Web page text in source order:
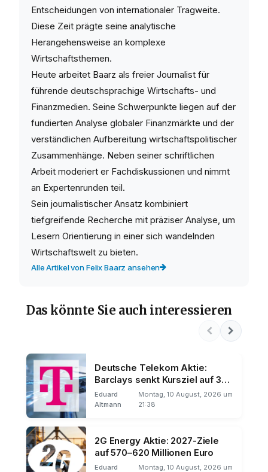
Entscheidungen von internationaler Tragweite.
Diese Zeit prägte seine analytische
Herangehensweise an komplexe
Wirtschaftsthemen.
Heute arbeitet Baarz als freier Journalist für
führende deutschsprachige Wirtschafts- und
Finanzmedien. Seine Schwerpunkte liegen auf der
fundierten Analyse globaler Finanzmärkte und der
verständlichen Aufbereitung wirtschaftspolitischer
Zusammenhänge. Neben seiner schriftlichen
Arbeit moderiert er Fachdiskussionen und nimmt
an Expertenrunden teil.
Sein journalistischer Ansatz kombiniert
tiefgreifende Recherche mit präziser Analyse, um
Lesern Orientierung in einer sich wandelnden
Wirtschaftswelt zu bieten.
Alle Artikel von Felix Baarz ansehen
Das könnte Sie auch interessieren
Deutsche Telekom Aktie:
Barclays senkt Kursziel auf 35
Euro
Eduard
Altmann
Montag, 10 August, 2026 um
21:38
2G Energy Aktie: 2027-Ziele
auf 570–620 Millionen Euro
Eduard
Montag, 10 August, 2026 um